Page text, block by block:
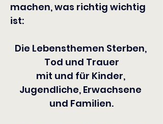
machen, was richtig wichtig
ist:
Die Lebensthemen Sterben,
Tod und Trauer
mit und für Kinder,
Jugendliche, Erwachsene
und Familien.